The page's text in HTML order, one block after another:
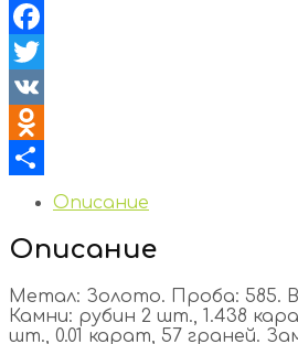
Facebook
Twitter
VK
Odnoklassniki
Отправить
Описание
Описание
Метал: Золото. Проба: 585.
Камни: рубин 2 шт., 1.438
шт., 0.01 карат, 57 граней.